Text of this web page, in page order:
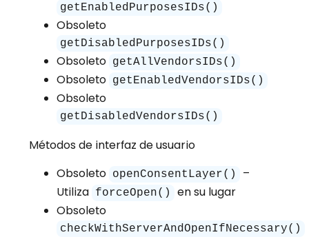
getEnabledPurposesIDs()
Obsoleto
getDisabledPurposesIDs()
Obsoleto getAllVendorsIDs()
Obsoleto getEnabledVendorsIDs()
Obsoleto
getDisabledVendorsIDs()
Métodos de interfaz de usuario
Obsoleto openConsentLayer()
–
Utiliza forceOpen()
en su lugar
Obsoleto
checkWithServerAndOpenIfNecessary()